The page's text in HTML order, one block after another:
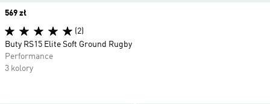
Price
569 zł
(2)
Buty RS15 Elite Soft Ground Rugby
Performance
3 kolory